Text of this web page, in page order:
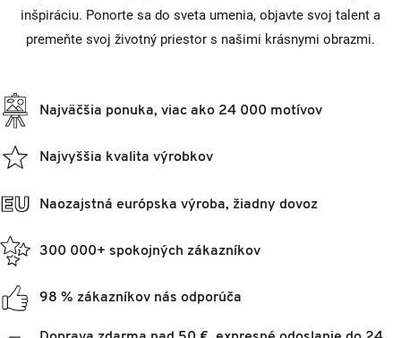
inšpiráciu. Ponorte sa do sveta umenia, objavte svoj talent a
premeňte svoj životný priestor s našimi krásnymi obrazmi.
Najväčšia ponuka, viac ako 24 000 motívov
Najvyššia kvalita výrobkov
Naozajstná európska výroba, žiadny dovoz
300 000+ spokojných zákazníkov
98 % zákazníkov nás odporúča